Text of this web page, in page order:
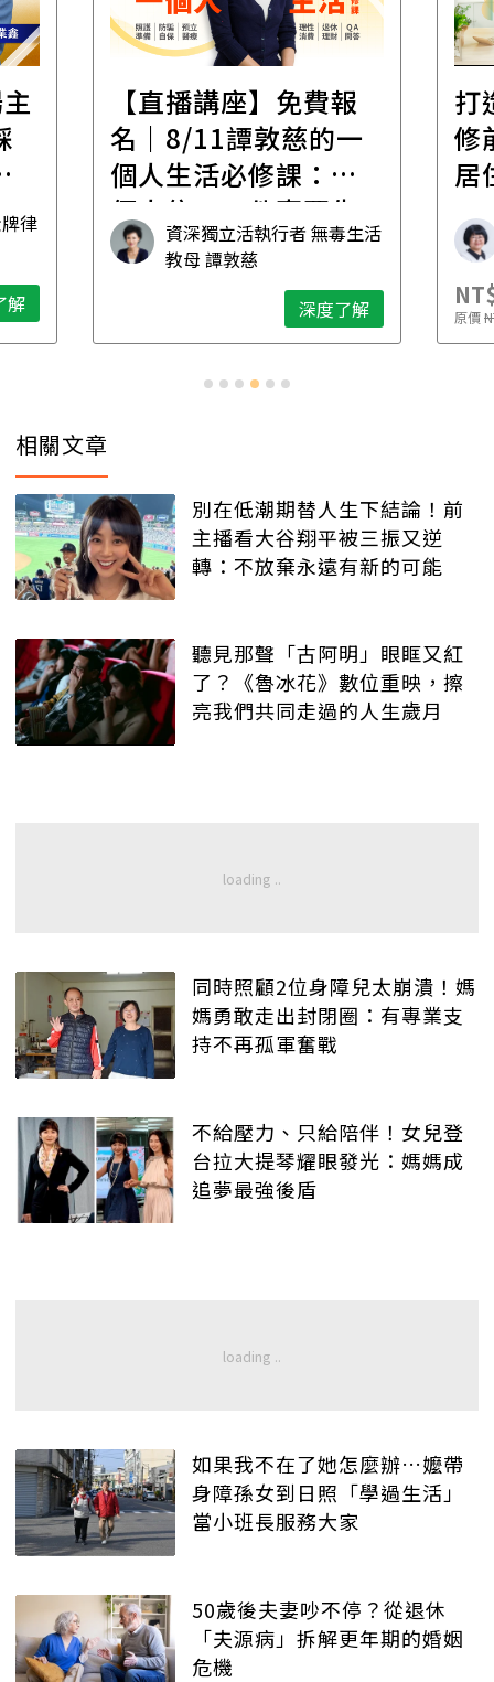
活
解
打造安心住的家｜裝
修前必懂！住到老的
居住規劃全攻略
林黛羚
深度了解
遺
財
產
原價
相關文章
別在低潮期替人生下結論！前
主播看大谷翔平被三振又逆
轉：不放棄永遠有新的可能
聽見那聲「古阿明」眼眶又紅
了？《魯冰花》數位重映，擦
亮我們共同走過的人生歲月
同時照顧2位身障兒太崩潰！媽
媽勇敢走出封閉圈：有專業支
持不再孤軍奮戰
不給壓力、只給陪伴！女兒登
台拉大提琴耀眼發光：媽媽成
追夢最強後盾
如果我不在了她怎麼辦…嬤帶
身障孫女到日照「學過生活」
當小班長服務大家
50歲後夫妻吵不停？從退休
「夫源病」拆解更年期的婚姻
危機